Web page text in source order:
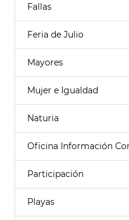
Fallas
Feria de Julio
Mayores
Mujer e Igualdad
Naturia
Oficina Información
Participación
Playas